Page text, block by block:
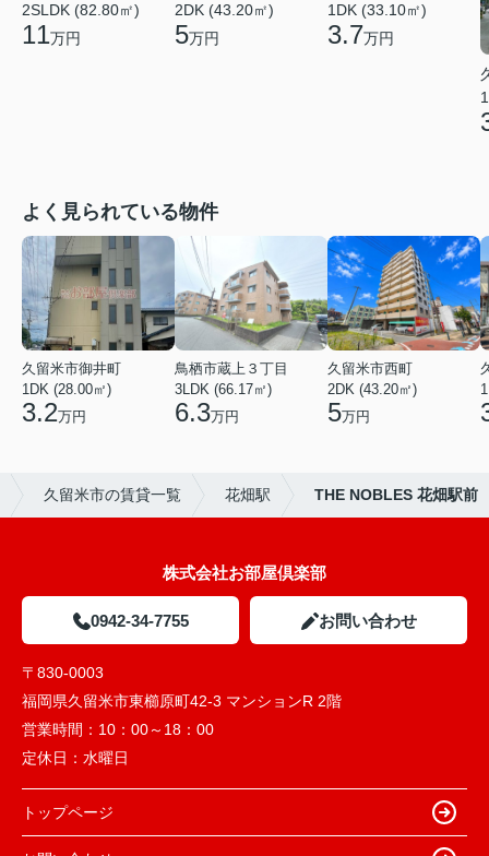
2SLDK (82.80㎡)
11万円
2DK (43.20㎡)
5万円
1DK (33.10㎡)
3.7万円
よく見られている物件
久留米市御井町
1DK (28.00㎡)
3.2万円
鳥栖市蔵上３丁目
3LDK (66.17㎡)
6.3万円
久留米市西町
2DK (43.20㎡)
5万円
久留米市の賃貸一覧 花畑駅 THE NOBLES 花畑駅前
株式会社お部屋倶楽部
0942-34-7755 お問い合わせ
〒830-0003
福岡県久留米市東櫛原町42-3 マンションR 2階
営業時間： 10：00～18：00
定休日： 水曜日
トップページ